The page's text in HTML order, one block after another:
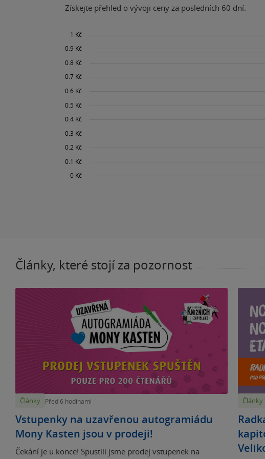
Získejte přehled o vývoji ceny za posledních 60 dní.
Články, které stojí za pozornost
Články Před 6 hodinami
Vstupenky na uzavřenou autogramiádu
Mony Kasten jsou v prodeji!
Čekání je u konce! Spustili jsme prodej vstupenek na
Články